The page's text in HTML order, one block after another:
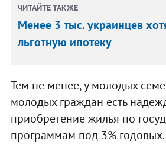
ЧИТАЙТЕ ТАКЖЕ
Менее 3 тыс. украинцев
льготную ипотеку
Тем не менее, у молодых
молодых граждан есть
приобретение жилья по
программам под 3% годовых.